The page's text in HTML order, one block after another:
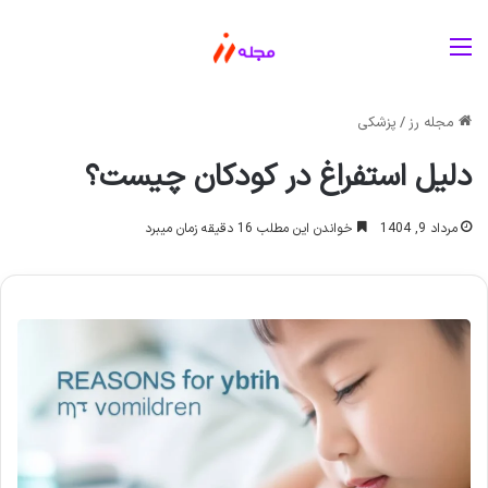
مجله رز/ پزشکی
دلیل استفراغ در کودکان چیست؟
مرداد 9, 1404 خواندن این مطلب 16 دقیقه زمان میبرد